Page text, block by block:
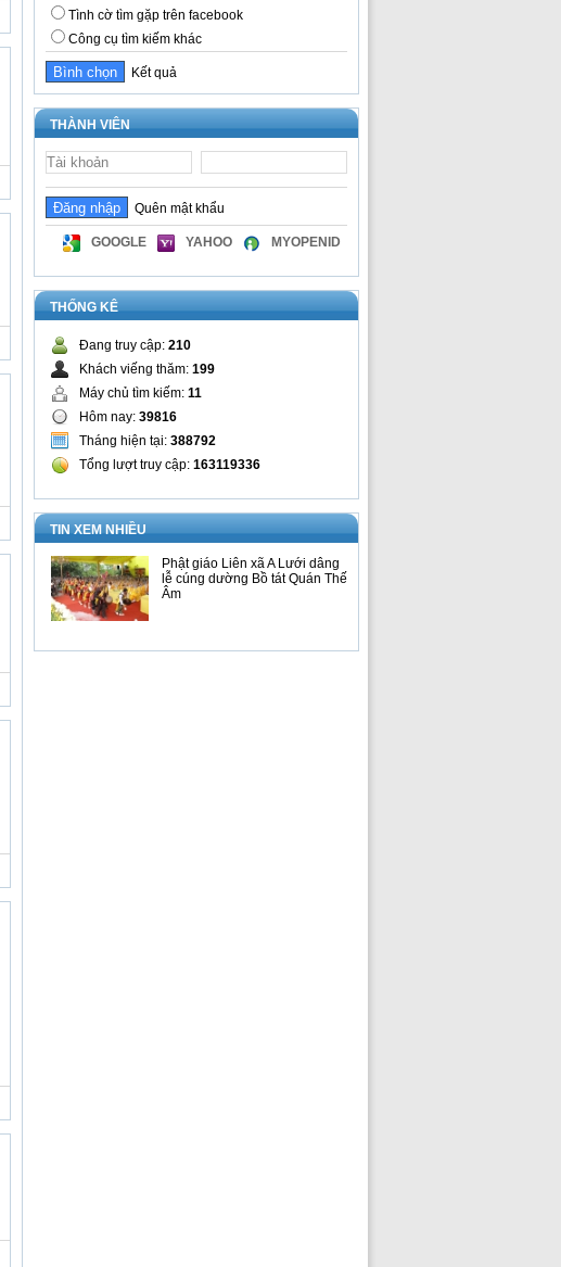
Tình cờ tìm gặp trên facebook
Công cụ tìm kiếm khác
Kết quả
THÀNH VIÊN
Quên mật khẩu
GOOGLE YAHOO MYOPENID
THỐNG KÊ
Đang truy cập: 210
Khách viếng thăm: 199
Máy chủ tìm kiếm: 11
Hôm nay: 39816
Tháng hiện tại: 388792
Tổng lượt truy cập: 163119336
TIN XEM NHIỀU
Phật giáo Liên xã A Lưới dâng
lễ cúng dường Bồ tát Quán Thế
Âm